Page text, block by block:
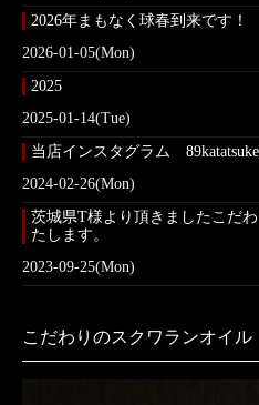
2026年まもなく球春到来です！
2026-01-05(Mon)
2025
2025-01-14(Tue)
当店インスタグラム
2024-02-26(Mon)
茨城県T様より頂きましたこだ
たします。
2023-09-25(Mon)
こだわりのスクワランオイル